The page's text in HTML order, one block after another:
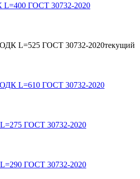
ГОСТ 30732-2020
L=525 ГОСТ 30732-2020текущий
L=610 ГОСТ 30732-2020
ГОСТ 30732-2020
ГОСТ 30732-2020